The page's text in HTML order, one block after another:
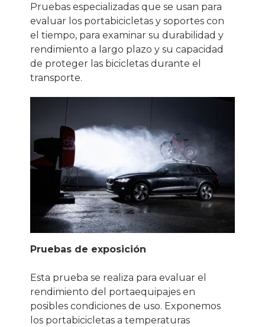
Pruebas especializadas que se usan para
evaluar los portabicicletas y soportes con
el tiempo, para examinar su durabilidad y
rendimiento a largo plazo y su capacidad
de proteger las bicicletas durante el
transporte.
Pruebas de exposición
Esta prueba se realiza para evaluar el
rendimiento del portaequipajes en
posibles condiciones de uso. Exponemos
los portabicicletas a temperaturas